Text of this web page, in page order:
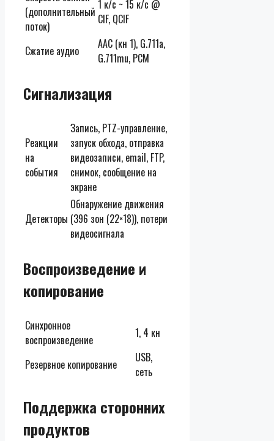
(дополнительный
поток)
1 к/с ~ 15 к/с @
CIF, QCIF
Сжатие аудио
AAC (кн 1), G.711a,
G.711mu, PCM
Сигнализация
Реакции
на
события
Запись, PTZ-управление,
запуск обхода, отправка
видеозаписи, email, FTP,
снимок, сообщение на
экране
Детекторы
Обнаружение движения
(396 зон (22×18)), потери
видеосигнала
Воспроизведение и
копирование
Синхронное
воспроизведение
1, 4 кн
Резервное копирование
USB,
сеть
Поддержка сторонних
продуктов